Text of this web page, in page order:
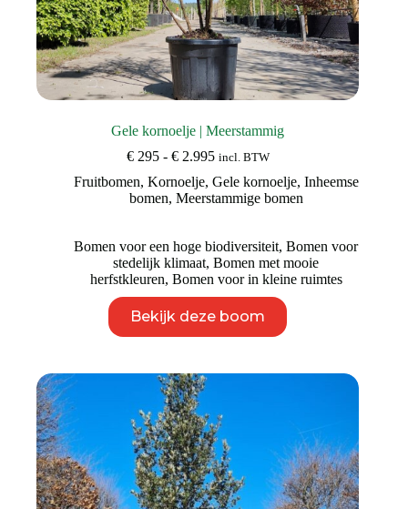
Gele kornoelje | Meerstammig
€295 - €2.995Prijsklasse:
tot
€ 2.995
incl. BTW
Fruitbomen, Kornoelje, Gele kornoelje, Inheemse
bomen, Meerstammige bomen
Bomen voor een hoge biodiversiteit,Bomen voor
stedelijk klimaat,Bomen met mooie
herfstkleuren, Bomen voor in kleine ruimtes
Bekijk deze boom
product
heeft
Deze
optie
kan
gekozen
worden
op
de
productpagina